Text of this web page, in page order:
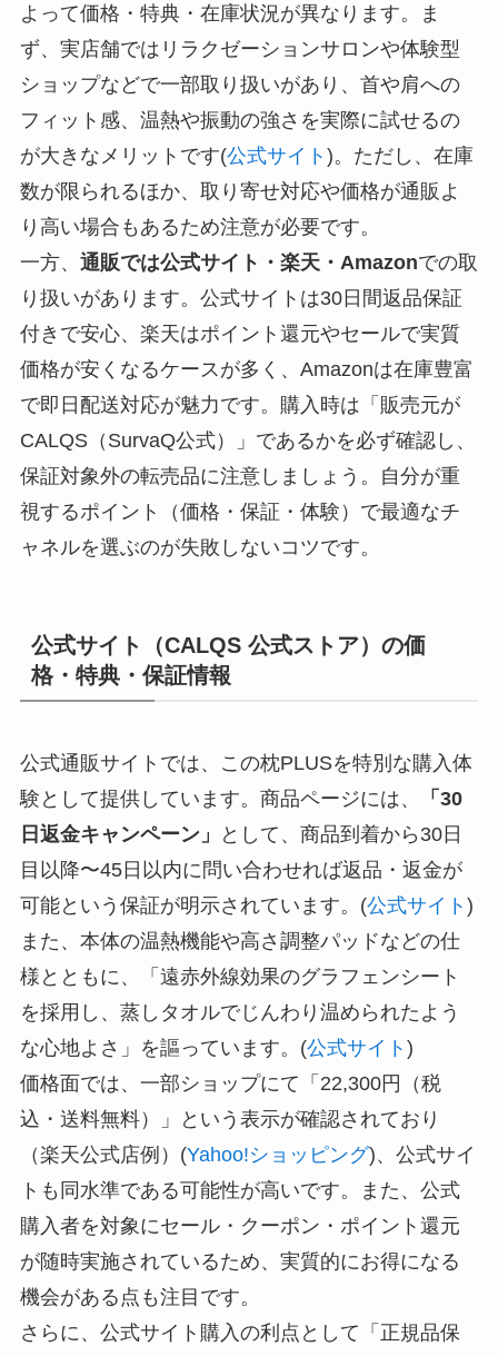
よって価格・特典・在庫状況が異なります。ま
ず、実店舗ではリラクゼーションサロンや体験型
ショップなどで一部取り扱いがあり、首や肩への
フィット感、温熱や振動の強さを実際に試せるの
が大きなメリットです(公式サイト )。ただし、在庫
数が限られるほか、取り寄せ対応や価格が通販よ
り高い場合もあるため注意が必要です。
一方、 通販では公式サイト・楽天・Amazonでの取
り扱いがあります。公式サイトは30日間返品保証
付きで安心、楽天はポイント還元やセールで実質
価格が安くなるケースが多く、Amazonは在庫豊富
で即日配送対応が魅力です。購入時は「販売元が
CALQS（SurvaQ公式）」であるかを必ず確認し、
保証対象外の転売品に注意しましょう。自分が重
視するポイント（価格・保証・体験）で最適なチ
ャネルを選ぶのが失敗しないコツです。
公式サイト（CALQS 公式ストア）の価
格・特典・保証情報
公式通販サイトでは、この枕PLUSを特別な購入体
験として提供しています。商品ページには、
「30
日返金キャンペーン」
として、商品到着から30日
目以降〜45日以内に問い合わせれば返品・返金が
可能という保証が明示されています。(公式サイト )
また、本体の温熱機能や高さ調整パッドなどの仕
様とともに、「遠赤外線効果のグラフェンシート
を採用し、蒸しタオルでじんわり温められたよう
な心地よさ」を謳っています。(公式サイト )
価格面では、一部ショップにて「22,300円（税
込・送料無料）」という表示が確認されており
（楽天公式店例）(Yahoo!ショッピング)、公式サイ
トも同水準である可能性が高いです。また、公式
購入者を対象にセール・クーポン・ポイント還元
が随時実施されているため、実質的にお得になる
機会がある点も注目です。
さらに、公式サイト購入の利点として「正規品保